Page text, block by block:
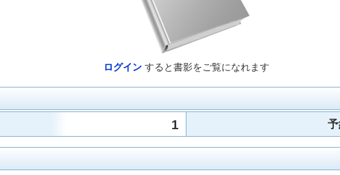
ログイン すると書影をご覧になれます
1